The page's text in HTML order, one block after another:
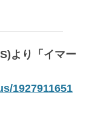
より「イマー
1927911651